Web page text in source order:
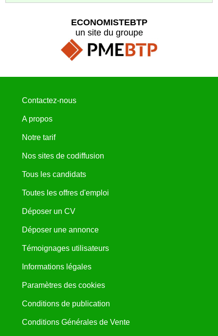
ECONOMISTEBTP
un site du groupe
Contactez-nous
A propos
Notre tarif
Nos sites de codiffusion
Tous les candidats
Toutes les offres d'emploi
Déposer un CV
Déposer une annonce
Témoignages utilisateurs
Informations légales
Paramètres des cookies
Conditions de publication
Conditions Générales de Vente